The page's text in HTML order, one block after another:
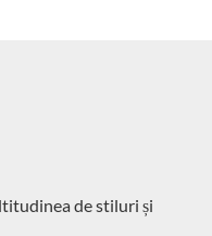
de stiluri și